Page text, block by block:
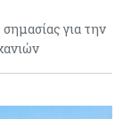
για την